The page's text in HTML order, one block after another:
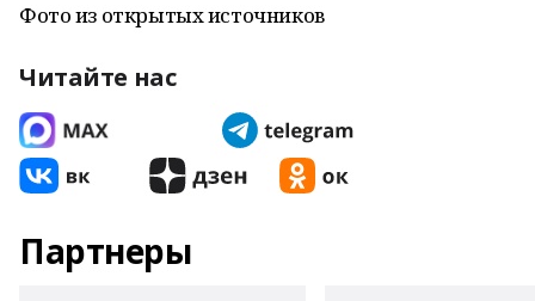
Фото из открытых источников
Читайте нас
Партнеры